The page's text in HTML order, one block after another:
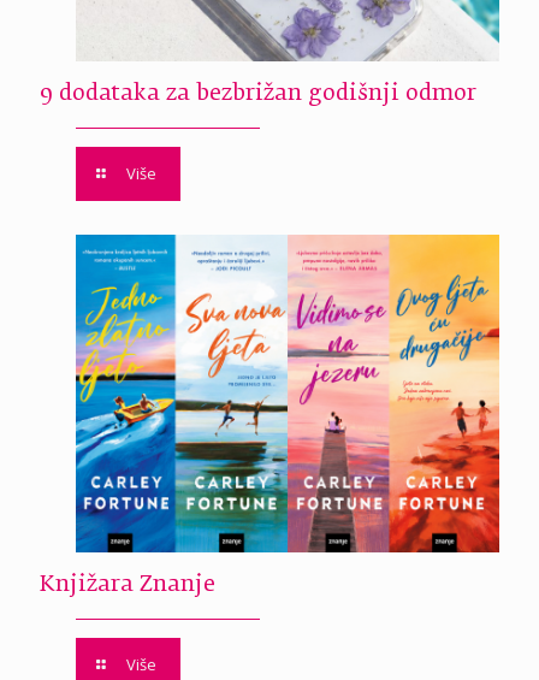
9 dodataka za bezbrižan godišnji odmor
Više
Knjižara Znanje
Više